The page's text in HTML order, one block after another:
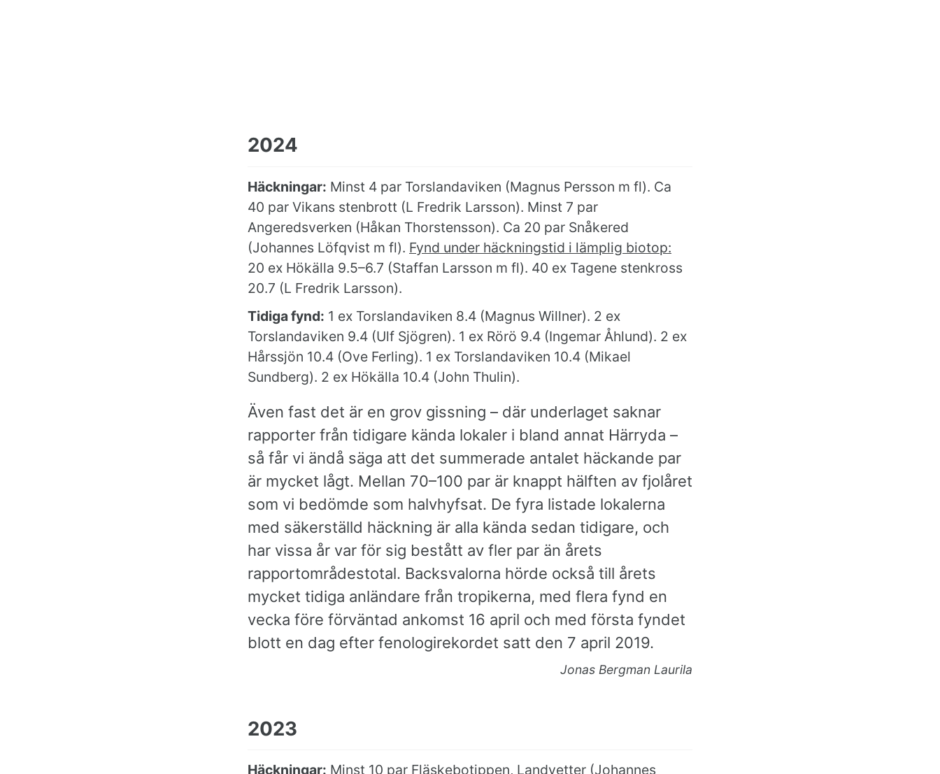
2024
Häckningar: Minst 4 par Torslandaviken (Magnus Persson m fl). Ca
40 par Vikans stenbrott (L Fredrik Larsson). Minst 7 par
Angeredsverken (Håkan Thorstensson). Ca 20 par Snåkered
(Johannes Löfqvist m fl). Fynd under häckningstid i lämplig biotop:
20 ex Hökälla 9.5–6.7 (Staffan Larsson m fl). 40 ex Tagene stenkross
20.7 (L Fredrik Larsson).
Tidiga fynd: 1 ex Torslandaviken 8.4 (Magnus Willner). 2 ex
Torslandaviken 9.4 (Ulf Sjögren). 1 ex Rörö 9.4 (Ingemar Åhlund). 2 ex
Hårssjön 10.4 (Ove Ferling). 1 ex Torslandaviken 10.4 (Mikael
Sundberg). 2 ex Hökälla 10.4 (John Thulin).
Även fast det är en grov gissning – där underlaget saknar
rapporter från tidigare kända lokaler i bland annat Härryda –
så får vi ändå säga att det summerade antalet häckande par
är mycket lågt. Mellan 70–100 par är knappt hälften av fjolåret
som vi bedömde som halvhyfsat. De fyra listade lokalerna
med säkerställd häckning är alla kända sedan tidigare, och
har vissa år var för sig bestått av fler par än årets
rapportområdestotal. Backsvalorna hörde också till årets
mycket tidiga anländare från tropikerna, med flera fynd en
vecka före förväntad ankomst 16 april och med första fyndet
blott en dag efter fenologirekordet satt den 7 april 2019.
Jonas Bergman Laurila
2023
Häckningar: Minst 10 par Fläskebotippen, Landvetter (Johannes